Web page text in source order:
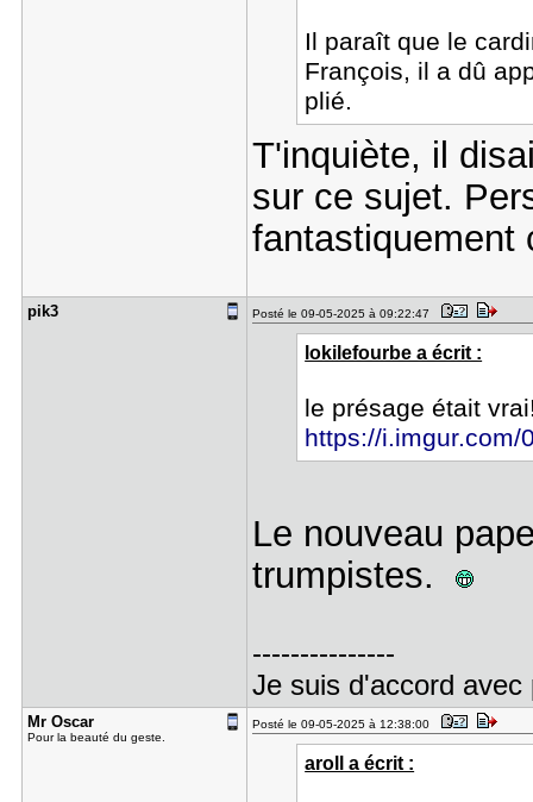
Il paraît que le
François, il a dû
plié.
T'inquiète, il
sur ce sujet.
fantastiquement
pik3 Posté le 09-05-2025 à 09:22:47
lokilefourbe a écrit :
le présage était
https://i.imgur.com/
Le nouveau
trumpistes.
---------------
Je suis d'accord
Mr Oscar
Pour la beauté du geste.
Posté le 09-05-2025 à 12:38:00
aroll a écrit :